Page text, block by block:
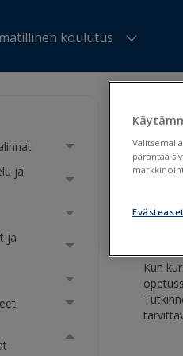
koulutus
ja
ja
rekisteri
Kun
parantaa